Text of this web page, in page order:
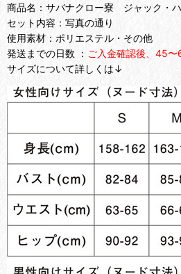
商品名：サバナクロー寮 ジャック
セット内容：写真の通り
使用素材：ポリエステル・その他
発送までの日数 ： ご入金確認後、45〜
サイズについて詳しくは↓